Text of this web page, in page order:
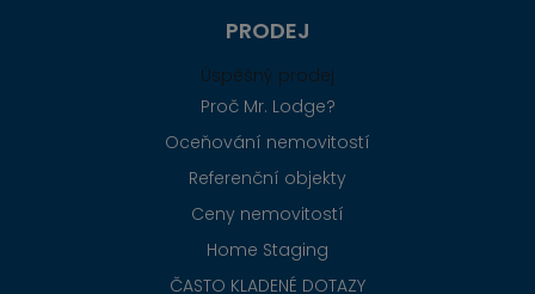
PRODEJ
Úspěšný prodej
Proč Mr. Lodge?
Oceňování nemovitostí
Referenční objekty
Ceny nemovitostí
Home Staging
ČASTO KLADENÉ DOTAZY